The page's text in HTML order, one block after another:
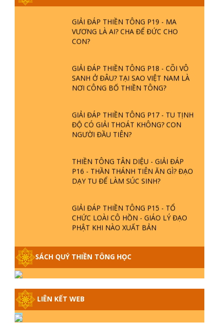
GIẢI ĐÁP THIỀN TÔNG P19 - MA
VƯƠNG LÀ AI? CHA ĐỂ ĐỨC CHO
CON?
GIẢI ĐÁP THIỀN TÔNG P18 - CÕI VÔ
SANH Ở ĐÂU? TẠI SAO VIỆT NAM LÀ
NƠI CÔNG BỐ THIỀN TÔNG?
GIẢI ĐÁP THIỀN TÔNG P17 - TU TỊNH
ĐỘ CÓ GIẢI THOÁT KHÔNG? CON
NGƯỜI ĐẦU TIÊN?
THIỀN TÔNG TÂN DIỆU - GIẢI ĐÁP
P16 - THẦN THÁNH TIÊN ĂN GÌ? ĐẠO
DẠY TU ĐỂ LÀM SÚC SINH?
GIẢI ĐÁP THIỀN TÔNG P15 - TỔ
CHỨC LOÀI CÔ HỒN - GIÁO LÝ ĐẠO
PHẬT KHI NÀO XUẤT BẢN
P14 - NGUỒN GỐC ÂM LỊCH DƯƠNG
LỊCH - TẦNG BÌNH LƯU LỚN ĐẾN
ĐÂU
GIẢI ĐÁP THIỀN TÔNG ĐẶC BIỆT -
SÁCH QUÝ THIỀN TÔNG HỌC
LIÊN KẾT WEB